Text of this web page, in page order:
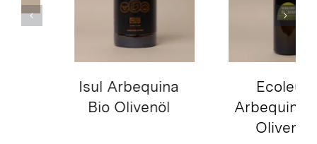
Pfeffer Bio
Isul Arbequina
Bio Olivenöl